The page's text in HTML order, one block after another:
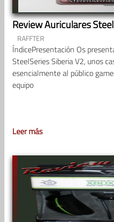
Review Auriculares
RAFFTER
ÍndicePresentación Os
SteelSeries Siberia V2, unos
esencialmente al público
equipo
Leer más